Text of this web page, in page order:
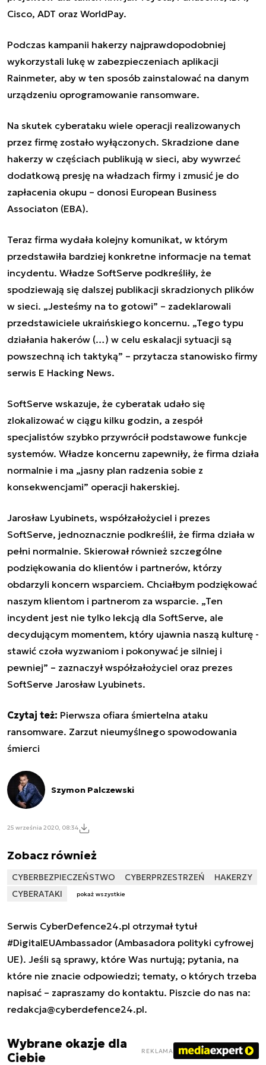
Cisco, ADT oraz WorldPay.
Podczas kampanii hakerzy najprawdopodobniej
wykorzystali lukę w zabezpieczeniach aplikacji
Rainmeter, aby w ten sposób zainstalować na danym
urządzeniu oprogramowanie ransomware.
Na skutek cyberataku wiele operacji realizowanych
przez firmę zostało wyłączonych. Skradzione dane
hakerzy w częściach publikują w sieci, aby wywrzeć
dodatkową presję na władzach firmy i zmusić je do
zapłacenia okupu – donosi European Business
Associaton (EBA).
Teraz firma wydała kolejny komunikat, w którym
przedstawiła bardziej konkretne informacje na temat
incydentu. Władze SoftServe podkreśliły, że
spodziewają się dalszej publikacji skradzionych plików
w sieci. „Jesteśmy na to gotowi” – zadeklarowali
przedstawiciele ukraińskiego koncernu. „Tego typu
działania hakerów (…) w celu eskalacji sytuacji są
powszechną ich taktyką” – przytacza stanowisko firmy
serwis E Hacking News.
SoftServe wskazuje, że cyberatak udało się
zlokalizować w ciągu kilku godzin, a zespół
specjalistów szybko przywrócił podstawowe funkcje
systemów. Władze koncernu zapewniły, że firma działa
normalnie i ma „jasny plan radzenia sobie z
konsekwencjami” operacji hakerskiej.
Jarosław Lyubinets, współzałożyciel i prezes
SoftServe, jednoznacznie podkreślił, że firma działa w
pełni normalnie. Skierował również szczególne
podziękowania do klientów i partnerów, którzy
obdarzyli koncern wsparciem. Chciałbym podziękować
naszym klientom i partnerom za wsparcie. „Ten
incydent jest nie tylko lekcją dla SoftServe, ale
decydującym momentem, który ujawnia naszą kulturę -
stawić czoła wyzwaniom i pokonywać je silniej i
pewniej” – zaznaczył współzałożyciel oraz prezes
SoftServe Jarosław Lyubinets.
Czytaj też: Pierwsza ofiara śmiertelna ataku
ransomware. Zarzut nieumyślnego spowodowania
śmierci
Szymon Palczewski
25 września 2020, 08:34
Zobacz również
CYBERBEZPIECZEŃSTWO CYBERPRZESTRZEŃ
HAKERZY
CYBERATAKI
pokaż wszystkie
Serwis CyberDefence24.pl otrzymał tytuł
#DigitalEUAmbassador (Ambasadora polityki cyfrowej
UE). Jeśli są sprawy, które Was nurtują; pytania, na
które nie znacie odpowiedzi; tematy, o których trzeba
napisać – zapraszamy do kontaktu. Piszcie do nas na:
redakcja@cyberdefence24.pl.
Wybrane okazje dla
Ciebie
REKLAMA